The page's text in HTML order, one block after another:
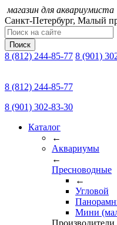
магазин для аквариумиста
Санкт-Петербург, Малый
Поиск
8 (812) 244-85-77 8 (901)
8 (812) 244-85-77
8 (901) 302-83-30
Каталог
←
Аквариумы
←
Пресноводные
←
Угловой
Мини
Производители